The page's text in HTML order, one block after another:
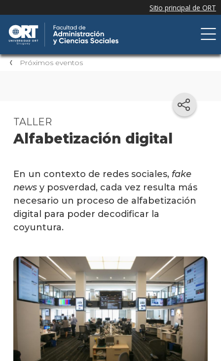
Próximos eventos
Alfabetización digital
TALLER
En un contexto de redes sociales, fake
newsy posverdad, cada vez resulta más
necesario un proceso de alfabetización
digital para poder decodificar la
coyuntura.